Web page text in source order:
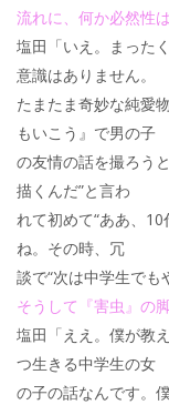
流れに、何か必然性
塩田「いえ。まった
意識はありません。
たまたま奇妙な純愛
もいこう』で男の子
の友情の話を撮ろう
描くんだ”と言わ
れて初めて“ああ、
ね。その時、冗
談で“次は中学生でも
そうして『害虫』の
塩田「ええ。僕が教
つ生きる中学生の女
の子の話なんです。